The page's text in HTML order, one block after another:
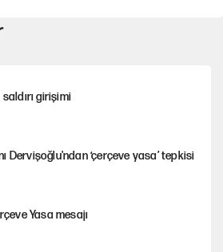
saldırı girişimi
Dervişoğlu'ndan ‘çerçeve yasa’ tepkisi
Yasa mesajı